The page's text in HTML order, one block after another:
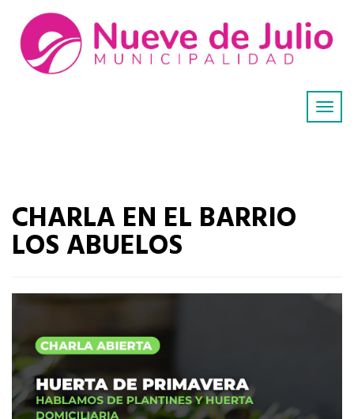
CHARLA EN EL BARRIO
LOS ABUELOS